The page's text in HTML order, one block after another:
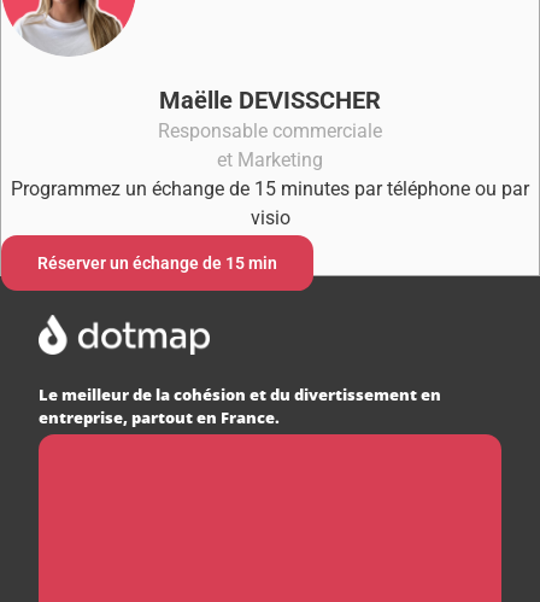
Maëlle DEVISSCHER
Responsable commerciale
et Marketing
Programmez un échange de 15 minutes par téléphone ou par
visio
Réserver un échange de 15 min
Le meilleur de la cohésion et du divertissement en
entreprise, partout en France.